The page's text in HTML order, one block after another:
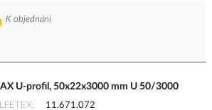
K objednání
U-profil, 50x22x3000 mm U 50/3000
11.671.072